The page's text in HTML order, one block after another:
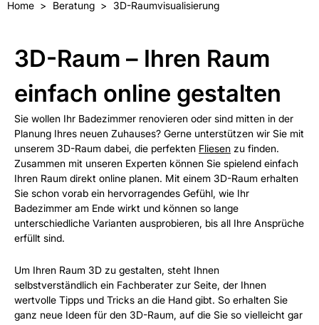
Home Beratung 3D-Raumvisualisierung
3D-Raum – Ihren Raum
einfach online gestalten
Sie wollen Ihr Badezimmer renovieren oder sind mitten in der
Planung Ihres neuen Zuhauses? Gerne unterstützen wir Sie mit
unserem 3D-Raum dabei, die perfekten Fliesen zu finden.
Zusammen mit unseren Experten können Sie spielend einfach
Ihren Raum direkt online planen. Mit einem 3D-Raum erhalten
Sie schon vorab ein hervorragendes Gefühl, wie Ihr
Badezimmer am Ende wirkt und können so lange
unterschiedliche Varianten ausprobieren, bis all Ihre Ansprüche
erfüllt sind.
Um Ihren Raum 3D zu gestalten, steht Ihnen
selbstverständlich ein Fachberater zur Seite, der Ihnen
wertvolle Tipps und Tricks an die Hand gibt. So erhalten Sie
ganz neue Ideen für den 3D-Raum, auf die Sie so vielleicht gar